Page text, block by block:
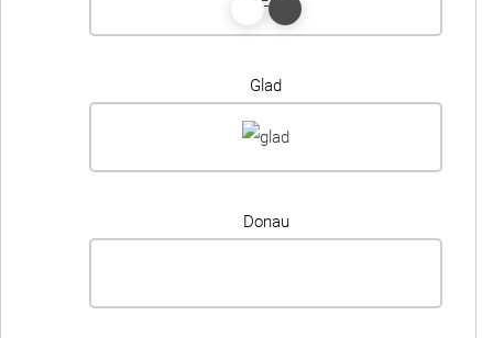
Glad
Donau